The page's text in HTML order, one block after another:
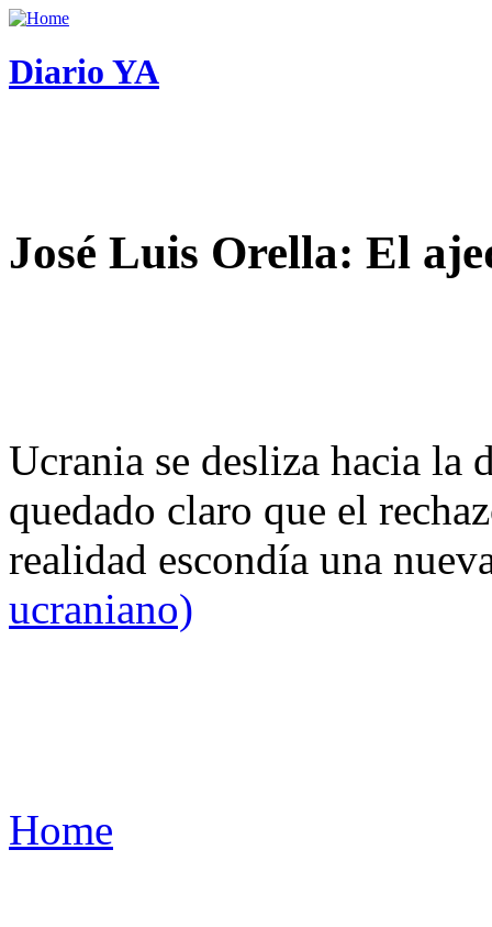
Diario YA
José Luis Orella: El
Ucrania se desliza hacia
quedado claro que el
realidad escondía una
ucraniano)
Home